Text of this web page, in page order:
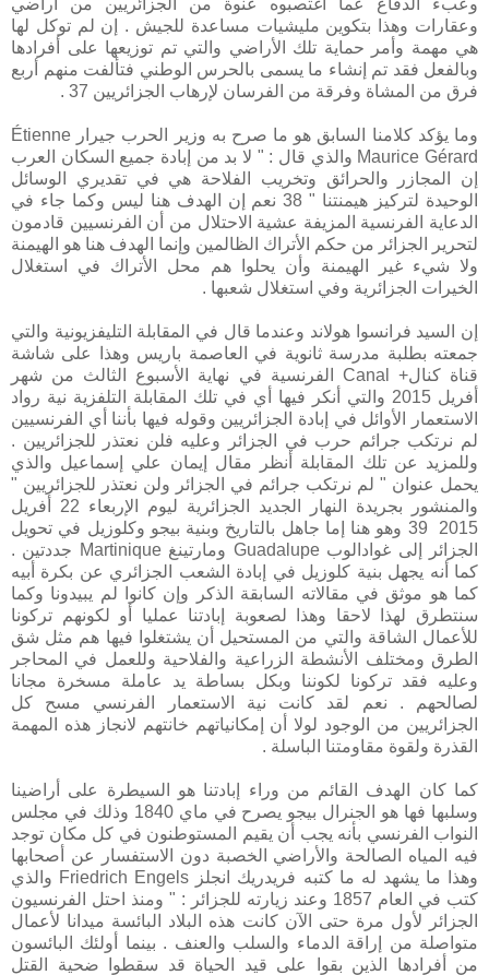
وعقارات وهذا بتكوين مليشيات مساعدة للجيش . إن لم توكل لها
هي مهمة وأمر حماية تلك الأراضي والتي تم توزيعها على أفرادها
وبالفعل فقد تم إنشاء ما يسمى بالحرس الوطني فتألفت منهم أربع
فرق من المشاة وفرقة من الفرسان لإرهاب الجزائريين 37 .
وما يؤكد كلامنا السابق هو ما صرح به وزير الحرب جيرار Étienne
Maurice Gérard والذي قال : " لا بد من إبادة جميع السكان العرب
إن المجازر والحرائق وتخريب الفلاحة هي في تقديري الوسائل
الوحيدة لتركيز هيمنتنا " 38 نعم إن الهدف هنا ليس وكما جاء في
الدعاية الفرنسية المزيفة عشية الاحتلال من أن الفرنسيين قادمون
لتحرير الجزائر من حكم الأتراك الظالمين وإنما الهدف هنا هو الهيمنة
ولا شيء غير الهيمنة وأن يحلوا هم محل الأتراك في استغلال
الخيرات الجزائرية وفي استغلال شعبها .
إن السيد فرانسوا هولاند وعندما قال في المقابلة التليفزيونية والتي
جمعته بطلبة مدرسة ثانوية في العاصمة باريس وهذا على شاشة
قناة كنال+ Canal الفرنسية في نهاية الأسبوع الثالث من شهر
أفريل 2015 والتي أنكر فيها أي في تلك المقابلة التلفزية نية رواد
الاستعمار الأوائل في إبادة الجزائريين وقوله فيها بأننا أي الفرنسيين
لم نرتكب جرائم حرب في الجزائر وعليه فلن نعتذر للجزائريين .
وللمزيد عن تلك المقابلة أنظر مقال إيمان علي إسماعيل والذي
يحمل عنوان " لم نرتكب جرائم في الجزائر ولن نعتذر للجزائريين "
والمنشور بجريدة النهار الجديد الجزائرية ليوم الإربعاء 22 أفريل
2015 39 وهو هنا إما جاهل بالتاريخ وبنية بيجو وكلوزيل في تحويل
الجزائر إلى غوادالوب Guadalupe ومارتينغ Martinique جددتين .
كما أنه يجهل بنية كلوزيل في إبادة الشعب الجزائري عن بكرة أبيه
كما هو موثق في مقالاته السابقة الذكر وإن كانوا لم يبيدونا وكما
سنتطرق لهذا لاحقا وهذا لصعوبة إبادتنا عمليا أو لكونهم تركونا
للأعمال الشاقة والتي من المستحيل أن يشتغلوا فيها هم مثل شق
الطرق ومختلف الأنشطة الزراعية والفلاحية وللعمل في المحاجر
وعليه فقد تركونا لكوننا وبكل بساطة يد عاملة مسخرة مجانا
لصالحهم . نعم لقد كانت نية الاستعمار الفرنسي مسح كل
الجزائريين من الوجود لولا أن إمكانياتهم خانتهم لانجاز هذه المهمة
القذرة ولقوة مقاومتنا الباسلة .
كما كان الهدف القائم من وراء إبادتنا هو السيطرة على أراضينا
وسلبها فها هو الجنرال بيجو يصرح في ماي 1840 وذلك في مجلس
النواب الفرنسي بأنه يجب أن يقيم المستوطنون في كل مكان توجد
فيه المياه الصالحة والأراضي الخصبة دون الاستفسار عن أصحابها
وهذا ما يشهد له ما كتبه فريدريك انجلز Friedrich Engels والذي
كتب في العام 1857 وعند زيارته للجزائر : " ومنذ احتل الفرنسيون
الجزائر لأول مرة حتى الآن كانت هذه البلاد البائسة ميدانا لأعمال
متواصلة من إراقة الدماء والسلب والعنف . بينما أولئك البائسون
من أفرادها الذين بقوا على قيد الحياة قد سقطوا ضحية القتل